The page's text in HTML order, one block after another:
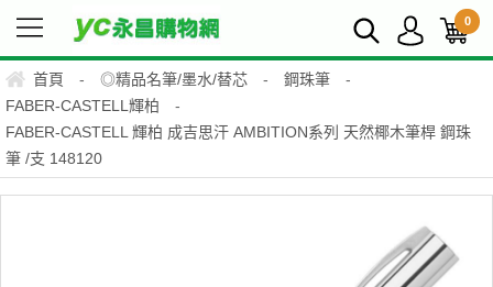
0
首頁 - ◎精品名筆/墨水/替芯 - 鋼珠筆
-
FABER-CASTELL輝柏
-
FABER-CASTELL 輝柏 成吉思汗 AMBITION系列 天然椰木筆桿 鋼珠
筆 /支 148120